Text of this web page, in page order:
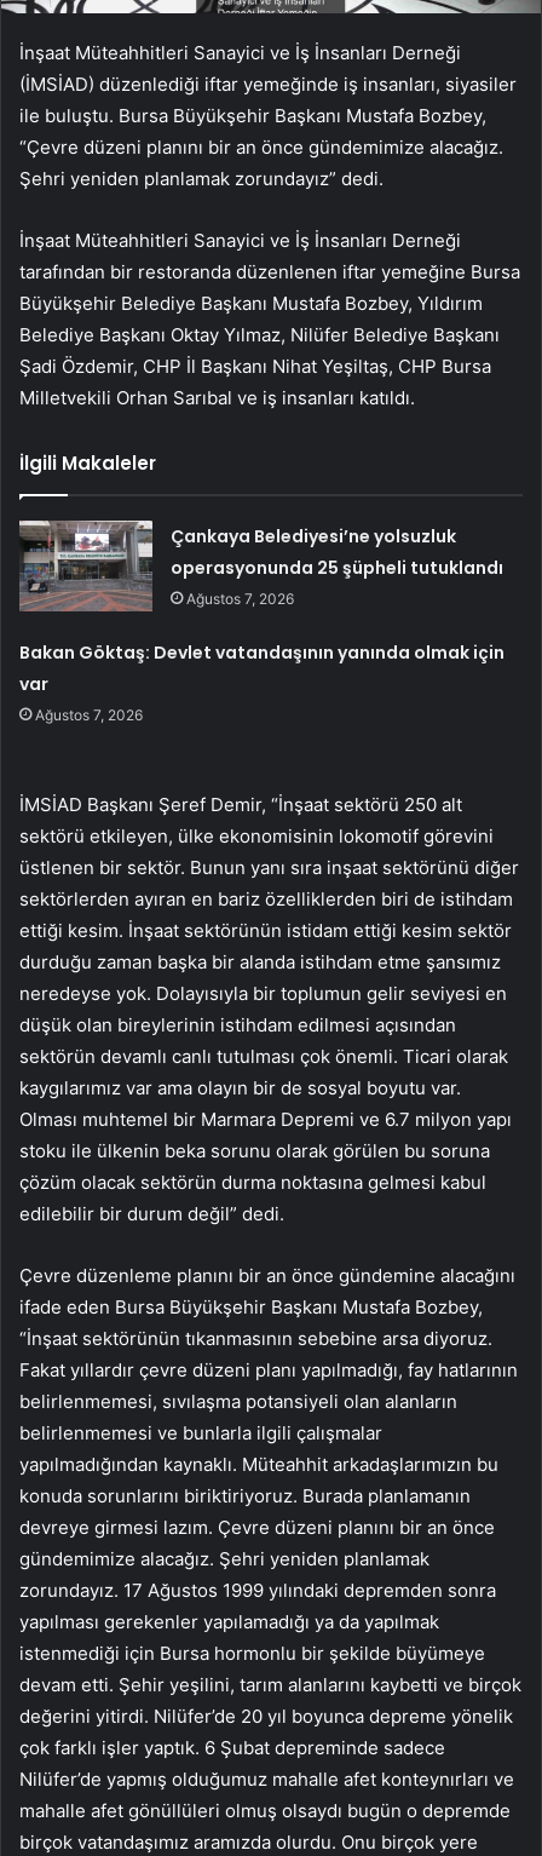
İnşaat Müteahhitleri Sanayici ve İş İnsanları Derneği
(İMSİAD) düzenlediği iftar yemeğinde iş insanları, siyasiler
ile buluştu. Bursa Büyükşehir Başkanı Mustafa Bozbey,
“Çevre düzeni planını bir an önce gündemimize alacağız.
Şehri yeniden planlamak zorundayız” dedi.
İnşaat Müteahhitleri Sanayici ve İş İnsanları Derneği
tarafından bir restoranda düzenlenen iftar yemeğine Bursa
Büyükşehir Belediye Başkanı Mustafa Bozbey, Yıldırım
Belediye Başkanı Oktay Yılmaz, Nilüfer Belediye Başkanı
Şadi Özdemir, CHP İl Başkanı Nihat Yeşiltaş, CHP Bursa
Milletvekili Orhan Sarıbal ve iş insanları katıldı.
İlgili Makaleler
Çankaya Belediyesi’ne yolsuzluk
operasyonunda 25 şüpheli tutuklandı
Ağustos 7, 2026
Bakan Göktaş: Devlet vatandaşının yanında olmak için
var
Ağustos 7, 2026
İMSİAD Başkanı Şeref Demir, “İnşaat sektörü 250 alt
sektörü etkileyen, ülke ekonomisinin lokomotif görevini
üstlenen bir sektör. Bunun yanı sıra inşaat sektörünü diğer
sektörlerden ayıran en bariz özelliklerden biri de istihdam
ettiği kesim. İnşaat sektörünün istidam ettiği kesim sektör
durduğu zaman başka bir alanda istihdam etme şansımız
neredeyse yok. Dolayısıyla bir toplumun gelir seviyesi en
düşük olan bireylerinin istihdam edilmesi açısından
sektörün devamlı canlı tutulması çok önemli. Ticari olarak
kaygılarımız var ama olayın bir de sosyal boyutu var.
Olması muhtemel bir Marmara Depremi ve 6.7 milyon yapı
stoku ile ülkenin beka sorunu olarak görülen bu soruna
çözüm olacak sektörün durma noktasına gelmesi kabul
edilebilir bir durum değil” dedi.
Çevre düzenleme planını bir an önce gündemine alacağını
ifade eden Bursa Büyükşehir Başkanı Mustafa Bozbey,
“İnşaat sektörünün tıkanmasının sebebine arsa diyoruz.
Fakat yıllardır çevre düzeni planı yapılmadığı, fay hatlarının
belirlenmemesi, sıvılaşma potansiyeli olan alanların
belirlenmemesi ve bunlarla ilgili çalışmalar
yapılmadığından kaynaklı. Müteahhit arkadaşlarımızın bu
konuda sorunlarını biriktiriyoruz. Burada planlamanın
devreye girmesi lazım. Çevre düzeni planını bir an önce
gündemimize alacağız. Şehri yeniden planlamak
zorundayız. 17 Ağustos 1999 yılındaki depremden sonra
yapılması gerekenler yapılamadığı ya da yapılmak
istenmediği için Bursa hormonlu bir şekilde büyümeye
devam etti. Şehir yeşilini, tarım alanlarını kaybetti ve birçok
değerini yitirdi. Nilüfer’de 20 yıl boyunca depreme yönelik
çok farklı işler yaptık. 6 Şubat depreminde sadece
Nilüfer’de yapmış olduğumuz mahalle afet konteynırları ve
mahalle afet gönüllüleri olmuş olsaydı bugün o depremde
birçok vatandaşımız aramızda olurdu. Onu birçok yere